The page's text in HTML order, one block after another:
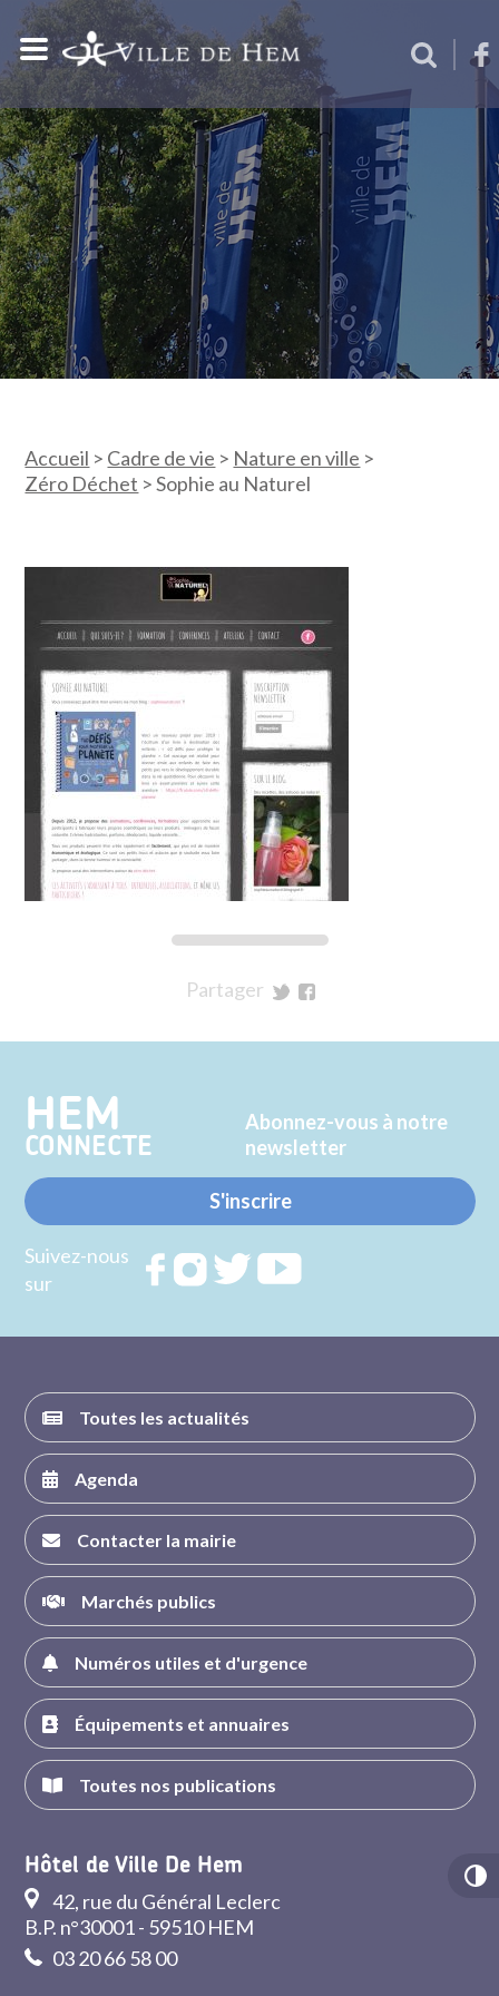
Accueil > Cadre de vie > Nature en ville >
Zéro Déchet >Sophie au Naturel
Partager
Twitter
Facebook
HEM
CONNECTE
Abonnez-vous à notre
newsletter
S'inscrire
Suivez-nous
sur
RejoignezRejoignezRejoignez
Toutes les actualités
Agenda
Contacter la mairie
Marchés publics
Numéros utiles et d'urgence
Équipements et annuaires
Toutes nos publications
Hôtel de Ville De Hem
42, rue du Général Leclerc
B.P. n°30001 - 59510 HEM
03 20 66 58 00